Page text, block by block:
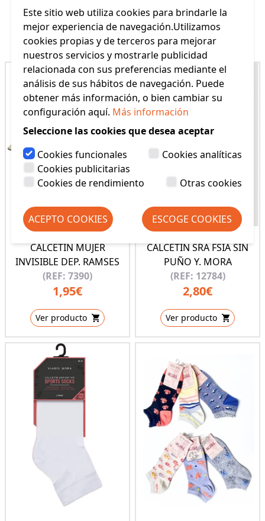
Productos Relacionados
CALCETIN MUJER
INVISIBLE DEP. RAMSES
(REF: 7390)
1,95€
Ver producto
CALCETIN SRA FSIA SIN
PUÑO Y. MORA
(REF: 12784)
2,80€
Ver producto
Este sitio web utiliza cookies para brindarle la
mejor experiencia de navegación.Utilizamos
cookies propias y de terceros para mejorar
nuestros servicios y mostrarle publicidad
relacionada con sus preferencias mediante el
análisis de sus hábitos de navegación. Puede
obtener más información, o bien cambiar su
configuración aquí. Más información
Seleccione las cookies que desea aceptar
Cookies funcionales
Cookies analíticas
Cookies publicitarias
Cookies de rendimiento
Otras cookies
ACEPTO COOKIES ESCOGE COOKIES